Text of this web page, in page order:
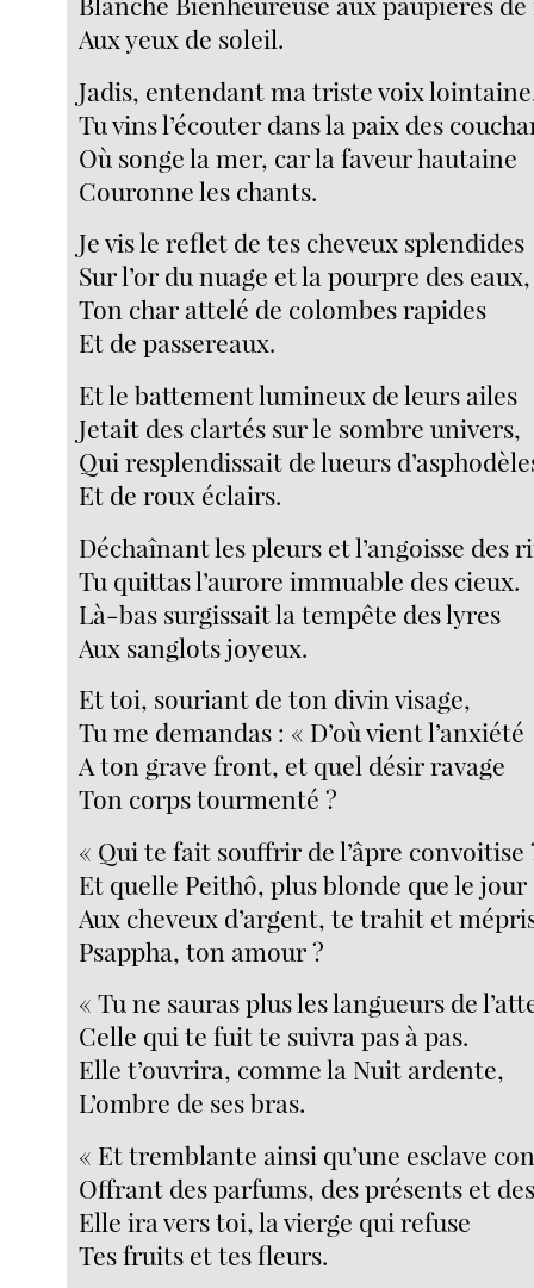
Aux yeux de soleil.
Jadis, entendant ma triste voix
Tu vins l’écouter dans la paix des
Où songe la mer, car la faveur hautaine
Couronne les chants.
Je vis le reflet de tes cheveux splendides
Sur l’or du nuage et la pourpre des eaux,
Ton char attelé de colombes rapides
Et de passereaux.
Et le battement lumineux de leurs ailes
Jetait des clartés sur le sombre univers,
Qui resplendissait de lueurs
Et de roux éclairs.
Déchaînant les pleurs et l’angoisse des
Tu quittas l’aurore immuable des cieux.
Là-bas surgissait la tempête des lyres
Aux sanglots joyeux.
Et toi, souriant de ton divin visage,
Tu me demandas : « D’où vient l’anxiété
A ton grave front, et quel désir ravage
Ton corps tourmenté ?
« Qui te fait souffrir de l’âpre convoitise
Et quelle Peithô, plus blonde que le jour
Aux cheveux d’argent, te trahit et
Psappha, ton amour ?
« Tu ne sauras plus les langueurs de
Celle qui te fuit te suivra pas à pas.
Elle t’ouvrira, comme la Nuit ardente,
L’ombre de ses bras.
« Et tremblante ainsi qu’une esclave
Offrant des parfums, des présents et
Elle ira vers toi, la vierge qui refuse
Tes fruits et tes fleurs.